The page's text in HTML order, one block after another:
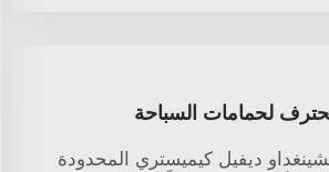
لحمامات السباحة
ديفيل كيميستري المحدودة